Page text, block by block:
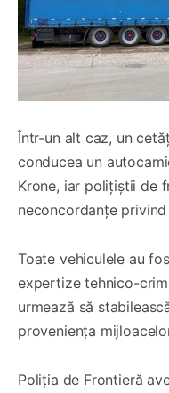
Într-un alt caz, un
conducea un
Krone, iar polițiștii de
neconcordanțe
Toate vehiculele au
expertize tehnico-
urmează să
proveniența
Poliția de Frontieră